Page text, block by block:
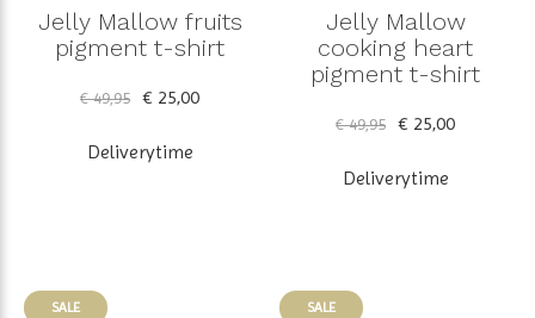
Jelly Mallow fruits
pigment t-shirt
€ 49,95 € 25,00
Deliverytime
Jelly Mallow
cooking heart
pigment t-shirt
€ 49,95 € 25,00
Deliverytime
SALE SALE